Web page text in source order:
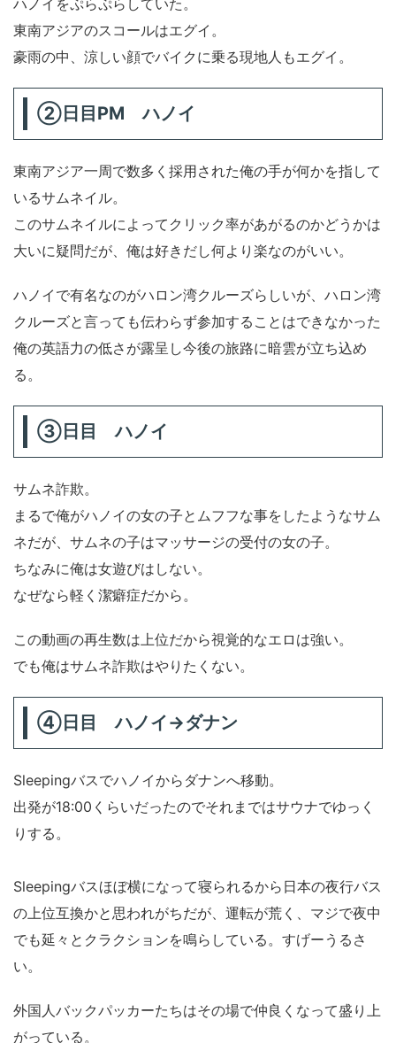
ハノイをぷらぷらしていた。
東南アジアのスコールはエグイ。
豪雨の中、涼しい顔でバイクに乗る現地人もエグイ。
②日目PM ハノイ
東南アジア一周で数多く採用された俺の手が何かを指して
いるサムネイル。
このサムネイルによってクリック率があがるのかどうかは
大いに疑問だが、俺は好きだし何より楽なのがいい。
ハノイで有名なのがハロン湾クルーズらしいが、ハロン湾
クルーズと言っても伝わらず参加することはできなかった
俺の英語力の低さが露呈し今後の旅路に暗雲が立ち込め
る。
③日目 ハノイ
サムネ詐欺。
まるで俺がハノイの女の子とムフフな事をしたようなサム
ネだが、サムネの子はマッサージの受付の女の子。
ちなみに俺は女遊びはしない。
なぜなら軽く潔癖症だから。
この動画の再生数は上位だから視覚的なエロは強い。
でも俺はサムネ詐欺はやりたくない。
④日目 ハノイ→ダナン
Sleepingバスでハノイからダナンへ移動。
出発が18:00くらいだったのでそれまではサウナでゆっく
りする。
Sleepingバスほぼ横になって寝られるから日本の夜行バス
の上位互換かと思われがちだが、運転が荒く、マジで夜中
でも延々とクラクションを鳴らしている。すげーうるさ
い。
外国人バックパッカーたちはその場で仲良くなって盛り上
がっている。